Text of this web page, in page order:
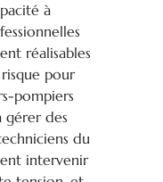
à
réalisables
pour
pompiers
gérer des
du
intervenir